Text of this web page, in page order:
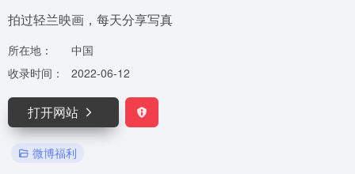
拍过轻兰映画，每天分享写真
所在地：
中国
收录时间：
2022-06-12
打开网站
微博福利